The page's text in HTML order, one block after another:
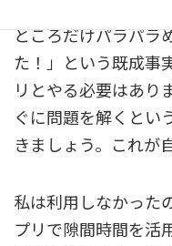
ところだけパラパラ
た！」という既成事
リとやる必要はあり
ぐに問題を解くとい
きましょう。これが
私は利用しなかった
プリで隙間時間を活